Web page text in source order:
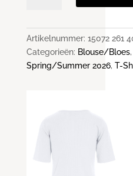
15072
aantal
Artikelnummer: 15072 261
Categorieën: Blouse/Bloes,
Spring/Summer 2026, T-